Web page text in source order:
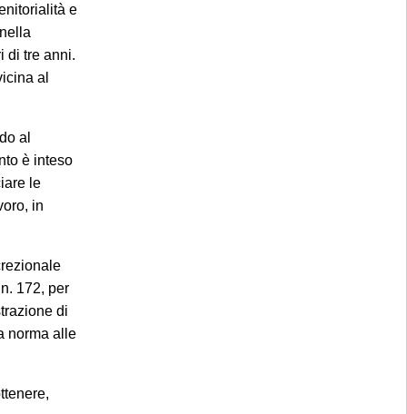
e
di tre anni.
al
al
è inteso
le
in
172, per
di
norma alle